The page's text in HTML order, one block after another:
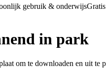
gebruik & onderwijs
in park
om te downloaden en uit te